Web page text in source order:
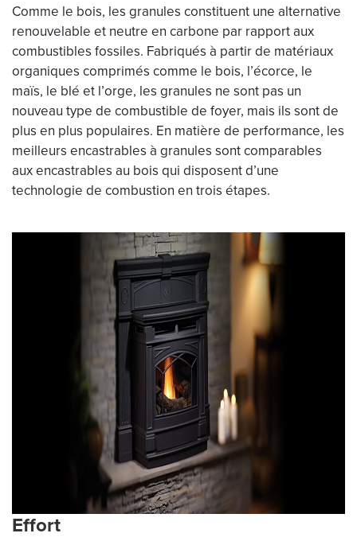
Comme le bois, les granules constituent une alternative
renouvelable et neutre en carbone par rapport aux
combustibles fossiles. Fabriqués à partir de matériaux
organiques comprimés comme le bois, l’écorce, le
maïs, le blé et l’orge, les granules ne sont pas un
nouveau type de combustible de foyer, mais ils sont de
plus en plus populaires. En matière de performance, les
meilleurs encastrables à granules sont comparables
aux encastrables au bois qui disposent d’une
technologie de combustion en trois étapes.
Effort